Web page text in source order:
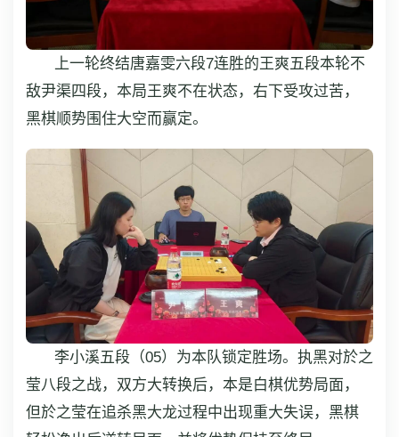
上一轮终结唐嘉雯六段7连胜的王爽五段本轮不
敌尹渠四段，本局王爽不在状态，右下受攻过苦，
黑棋顺势围住大空而赢定。
李小溪五段（05）为本队锁定胜场。执黑对於之
莹八段之战，双方大转换后，本是白棋优势局面，
但於之莹在追杀黑大龙过程中出现重大失误，黑棋